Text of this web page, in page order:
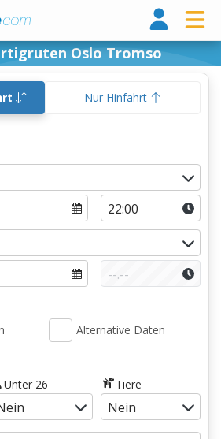
Oslo Tromso
Nur Hinfahrt
Alternative Daten
Unter 26 Tiere